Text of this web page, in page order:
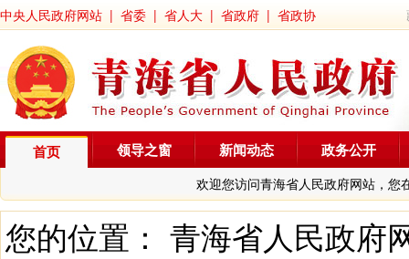
中央人民政府网站 | 省委 | 省人大 | 省政府 | 省政协
首页
欢迎您访问青海省人民政府网站，您
领导之窗 新闻动态 政务公开
您的位置： 青海省人民政府